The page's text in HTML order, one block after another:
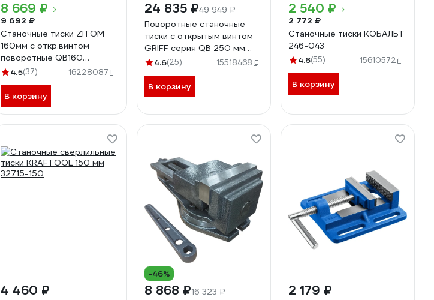
8 669 ₽
9 692 ₽
Станочные тиски ZITOM
160мм с откр.винтом
поворотные QB160
mv10160
4.5(37) 16228087
В корзину
24 835 ₽49 949 ₽
Поворотные станочные
тиски с открытым винтом
GRIFF серия QB 250 мм
b241204
4.6(25) 15518468
В корзину
2 540 ₽
2 772 ₽
Станочные тиски КОБАЛЬТ
246-043
4.6(55) 15610572
В корзину
4 460 ₽
-46%
8 868 ₽16 323 ₽
2 179 ₽